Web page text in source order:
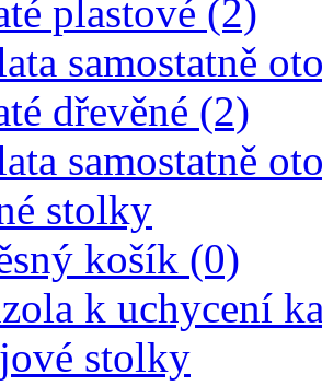
plastové (2)
samostatně
dřevěné (2)
samostatně
stolky
košík (0)
k uchycení
stolky